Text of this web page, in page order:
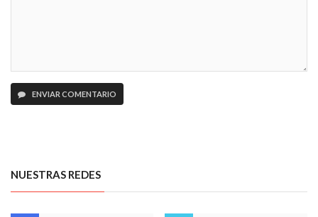
ENVIAR COMENTARIO
NUESTRAS REDES